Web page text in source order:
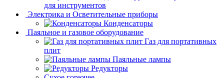
для инструментов
Электрика и Осветительные приборы
Конденсаторы
Паяльное и газовое оборудование
Газ для портативных
плит
Паяльные лампы
Редукторы